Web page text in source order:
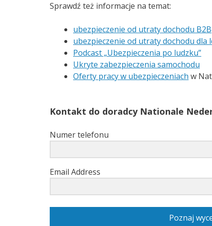
Sprawdź też informacje na temat:
ubezpieczenie od utraty dochodu B2B
ubezpieczenie od utraty dochodu dla
Podcast „Ubezpieczenia po ludzku”
Ukryte zabezpieczenia samochodu
Oferty pracy w ubezpieczeniach w
Kontakt do doradcy Nationale
Numer telefonu
Email Address
Poznaj